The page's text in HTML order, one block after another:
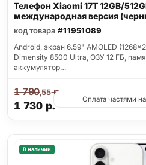
Телефон Xiaomi 17T 12GB/
международная версия
код товара #11951089
Android, экран 6.59" AMOLED
Dimensity 8500 Ultra, ОЗУ 12 ГБ,
аккумулятор…
1 730 р.
1 790,55р.
Оплата частями
В наличии